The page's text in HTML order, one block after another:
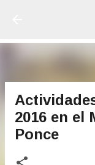
2016 en el
Ponce